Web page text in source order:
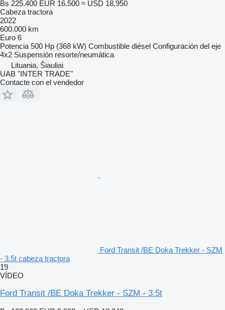
Bs 225.400 EUR 16.500 ≈ USD 18.950
Cabeza tractora
2022
600.000 km
Euro 6
Potencia 500 Hp (368 kW) Combustible diésel Configuración del eje
4x2 Suspensión resorte/neumática
Lituania, Šiauliai
UAB "INTER TRADE"
Contacte con el vendedor
Ford Transit /BE Doka Trekker - SZM
- 3.5t cabeza tractora
19
VÍDEO
Ford Transit /BE Doka Trekker - SZM - 3.5t